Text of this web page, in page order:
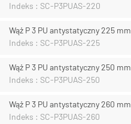
Indeks : SC-P3PUAS-220
Wąż P 3 PU antystatyczny 225 mm
Indeks : SC-P3PUAS-225
Wąż P 3 PU antystatyczny 250 mm
Indeks : SC-P3PUAS-250
Wąż P 3 PU antystatyczny 260 mm
Indeks : SC-P3PUAS-260